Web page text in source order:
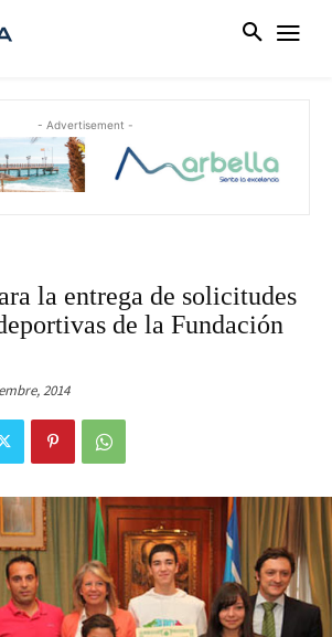
- Advertisement -
la entrega de solicitudes
de la Fundación
2014